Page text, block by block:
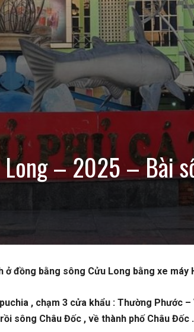
Long – 2025 – Bài
đồng bằng sông Cửu Long bằng xe máy
, chạm 3 cửa khẩu : Thường Phước
sông Châu Đốc , về thành phố Châu Đốc .